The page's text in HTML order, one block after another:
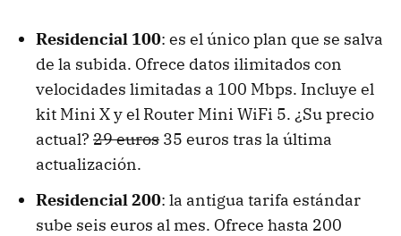
Residencial 100: es el único plan que se salva
de la subida. Ofrece datos ilimitados con
velocidades limitadas a 100 Mbps. Incluye el
kit Mini X y el Router Mini WiFi 5. ¿Su precio
actual? 29 euros 35 euros tras la última
actualización.
Residencial 200: la antigua tarifa estándar
sube seis euros al mes. Ofrece hasta 200